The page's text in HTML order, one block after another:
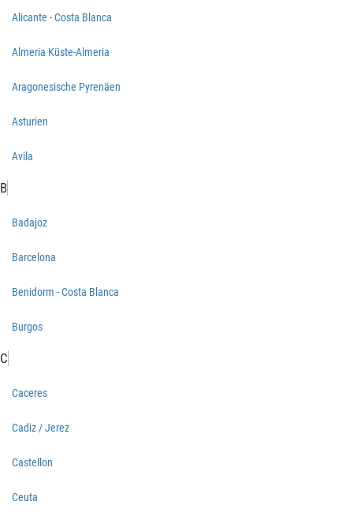
Alicante - Costa Blanca
Almeria Küste-Almeria
Aragonesische Pyrenäen
Asturien
Avila
B
Badajoz
Barcelona
Benidorm - Costa Blanca
Burgos
C
Caceres
Cadiz / Jerez
Castellon
Ceuta